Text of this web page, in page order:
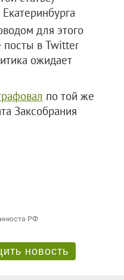
для этого
посты в Twitter
ожидает
по той же
Заксобрания
РФ
новость